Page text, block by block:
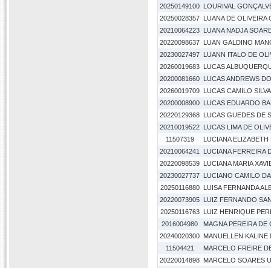
20250149100 LOURIVAL
20250028357 LUANA DE OLIVEIRA
20210064223 LUANA NADJA
20220098637 LUAN GALDINO
20230027497 LUANN ITALO DE
20260019683 LUCAS
20200081660 LUCAS ANDREWS
20260019709 LUCAS CAMILO SILVA
20200008900 LUCAS EDUARDO
20220129368 LUCAS GUEDES DE
20210019522 LUCAS LIMA DE
11507319
LUCIANA ELIZABETH
20210064241
LUCIANA FERREIRA
20220098539 LUCIANA MARIA
20230027737 LUCIANO CAMILO DA
20250116880
LUISA FERNANDA
20220073905 LUIZ FERNANDO
20250116763
LUIZ HENRIQUE
2016004980
MAGNA PEREIRA DE
20240020300 MANUELLEN
11504421
MARCELO FREIRE
20220014898 MARCELO SOARES